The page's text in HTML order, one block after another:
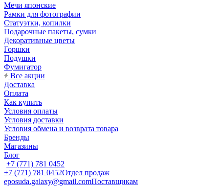
Мечи японские
Рамки для фотографии
Статуэтки, копилки
Подарочные пакеты, сумки
Декоративные цветы
Горшки
Подушки
Фумигатор
Все акции
Доставка
Оплата
Как купить
Условия оплаты
Условия доставки
Условия обмена и возврата товара
Бренды
Магазины
Блог
+7 (771) 781 0452
+7 (771) 781 0452Отдел продаж
eposuda.galaxy@gmail.comПоставщикам